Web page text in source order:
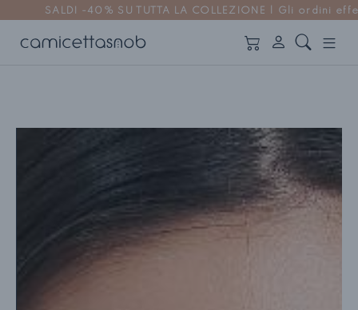
TUTTA LA COLLEZIONE | Gli ordini effettuati dal 6